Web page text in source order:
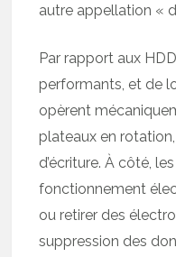
autre appellation «
Par rapport aux
performants, et de
opèrent
plateaux en
d’écriture. À côté,
fonctionnement
ou retirer des
suppression des